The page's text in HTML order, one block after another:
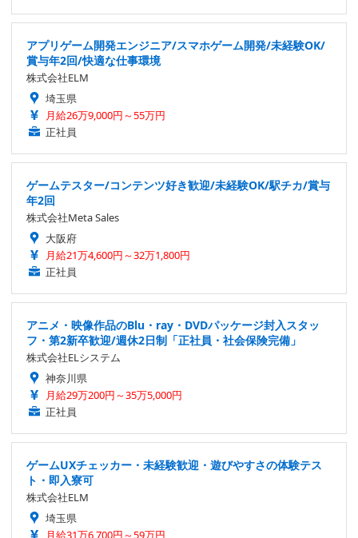
アプリゲーム開発エンジニア/スマホゲーム開発/未経験OK/
賞与年2回/快適な仕事環境
株式会社ELM
埼玉県
月給26万9,000円～55万円
正社員
ゲームテスター/コンテンツ好き歓迎/未経験OK/駅チカ/賞与
年2回
株式会社Meta Sales
大阪府
月給21万4,600円～32万1,800円
正社員
アニメ・映像作品のBlu・ray・DVDパッケージ封入スタッ
フ・第2新卒歓迎/週休2日制「正社員・社会保険完備」
株式会社ELシステム
神奈川県
月給29万200円～35万5,000円
正社員
ゲームUXチェッカー・未経験歓迎・遊びやすさの体験テス
ト・即入寮可
株式会社ELM
埼玉県
月給31万6,700円～59万円